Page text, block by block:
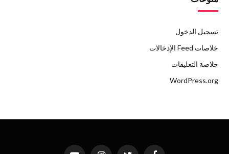
تسجيل الدخول
خلاصات Feed الإدخالات
خلاصة التعليقات
WordPress.org